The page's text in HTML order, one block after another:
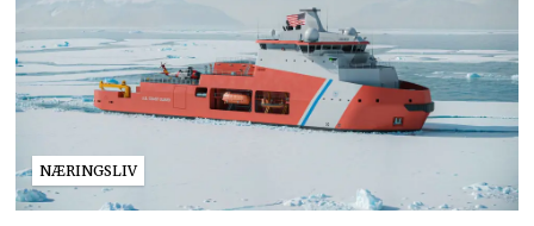
NÆRINGSLIV